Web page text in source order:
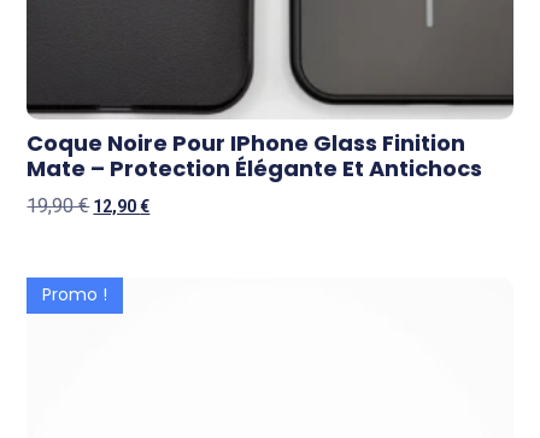
Coque Noire Pour IPhone Glass Finition
Mate – Protection Élégante Et Antichocs
19,90€ 12,90€
Promo !